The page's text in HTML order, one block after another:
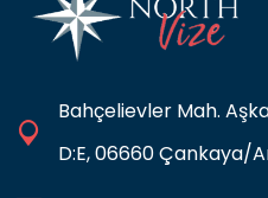
Bahçelievler Mah.
D:E, 06660 Çankaya/